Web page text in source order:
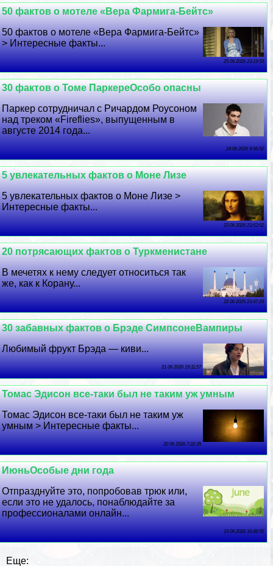
50 фактов о мотеле «Вера Фармига-Бейтс»
50 фактов о мотеле «Вера Фармига-Бейтс»
> Интересные факты...
25 06 2026 23:19:59
30 фактов о Томе ПаркереОсобо опасны
Паркер сотрудничал с Ричардом Роусоном
над треком «Fireflies», выпущенным в
августе 2014 года...
24 06 2026 9:56:52
5 увлекательных фактов о Моне Лизе
5 увлекательных фактов о Моне Лизе >
Интересные факты...
23 06 2026 23:53:52
20 потрясающих фактов о Туркменистане
В мечетях к нему следует относиться так
же, как к Корану...
22 06 2026 23:47:29
30 забавных фактов о Брэде СимпсонеВампиры
Любимый фрукт Брэда — киви...
21 06 2026 19:11:57
Томас Эдисон все-таки был не таким уж умным
Томас Эдисон все-таки был не таким уж
умным > Интересные факты...
20 06 2026 7:22:35
ИюньОсобые дни года
Отпразднуйте это, попробовав трюк или,
если это не удалось, понаблюдайте за
профессионалами онлайн...
19 06 2026 16:48:55
Еще: